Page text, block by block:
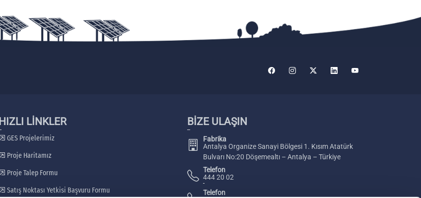
HIZLI LİNKLER
GES Projelerimiz
Proje Haritamız
Proje Talep Formu
Satış Noktası Yetkisi Başvuru Formu
BİZE ULAŞIN
Fabrika
Antalya Organize Sanayi Bölgesi 1. Kısım Atatürk
Bulvarı No:20 Döşemealtı – Antalya – Türkiye
Telefon
444 20 02
Telefon